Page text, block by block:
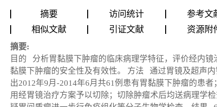
摘要 访问统计
参考文
相似文献
引证文献 资源附
摘要:
目的 分析胃黏膜下肿瘤的临床病理学特征，评价经内镜
黏膜下肿瘤的安全性及有效性。 方法 通过胃镜及超声
出2012年9月-2014年6月共61例患有胃黏膜下肿瘤的患者
用经胃镜治疗方案予以切除；切除肿瘤术后均送病理学